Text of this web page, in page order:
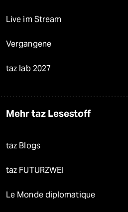
Live im Stream
Vergangene
taz lab 2027
Mehr taz Lesestoff
taz Blogs
taz FUTURZWEI
Le Monde diplomatique